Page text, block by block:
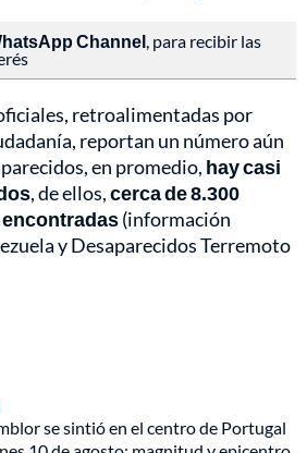
Channel , para recibir las
retroalimentadas por
reportan un número aún
en promedio, hay casi
, de ellos,cerca de 8.300
(información
y Desaparecidos Terremoto
se sintió en el centro de Portugal